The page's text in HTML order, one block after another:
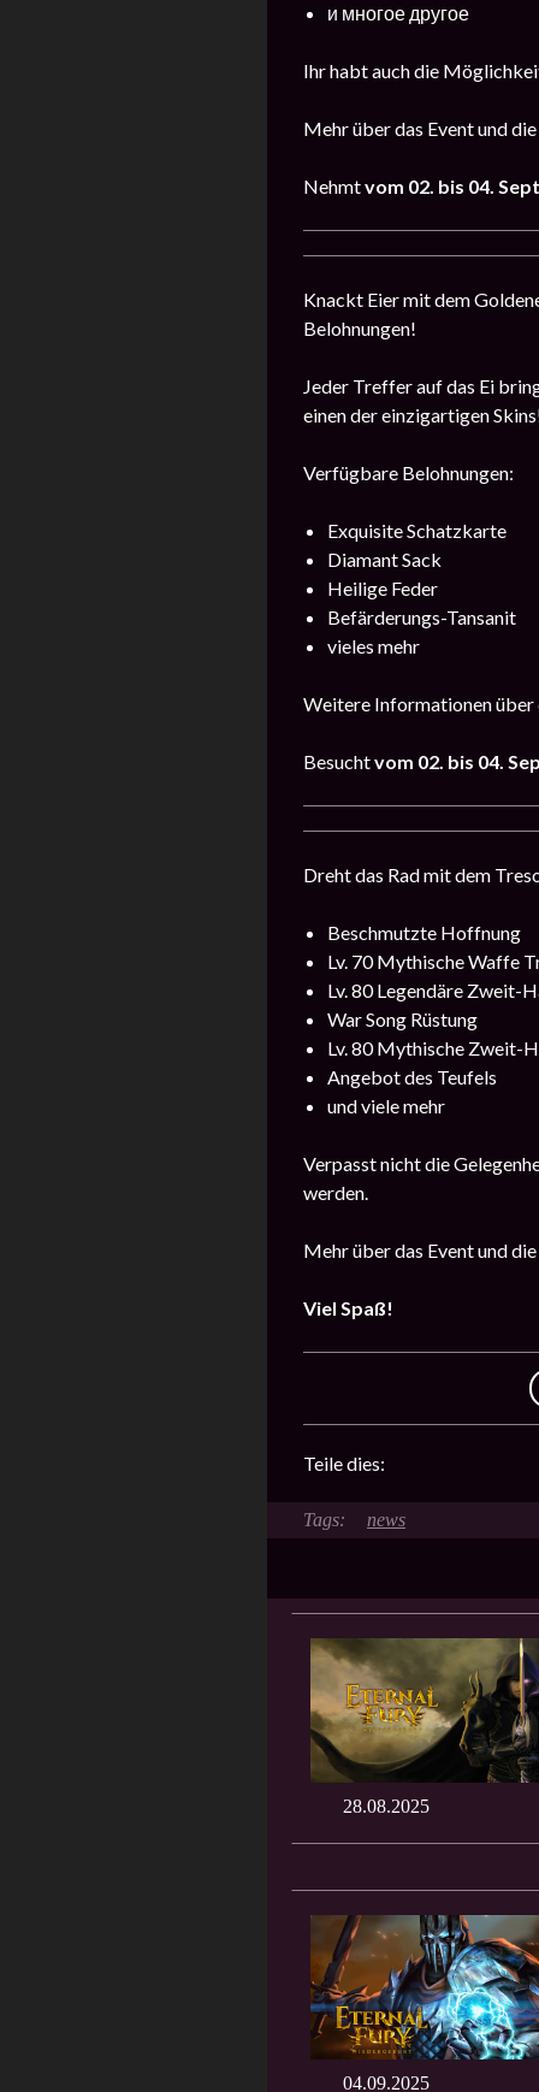
и многое другое
Ihr habt auch die
Mehr über das Event und
Nehmtvom 02. bis 04.
Knackt Eier mit dem
Belohnungen!
Jeder Treffer auf das Ei
einen der einzigartigen
Verfügbare Belohnungen:
Exquisite Schatzkarte
Diamant Sack
Heilige Feder
Befärderungs-Tansanit
vieles mehr
Weitere Informationen über
Besuchtvom 02. bis 04.
Dreht das Rad mit dem
Beschmutzte Hoffnung
Lv. 70 Mythische Waffe
Lv. 80 Legendäre Zweit-
War Song Rüstung
Lv. 80 Mythische Zweit-
Angebot des Teufels
und viele mehr
Verpasst nicht die
werden.
Mehr über das Event und
Viel Spaß!
Teile dies:
news
28.08.2025
04.09.2025